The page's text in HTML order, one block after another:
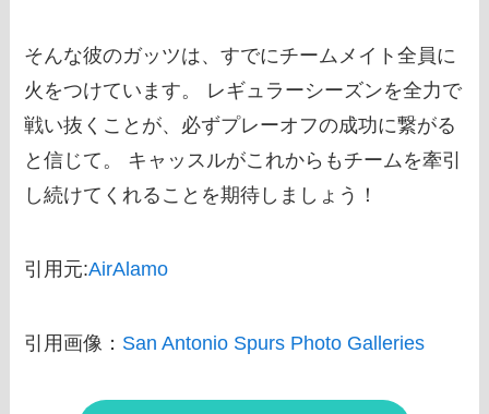
そんな彼のガッツは、すでにチームメイト全員に
火をつけています。 レギュラーシーズンを全力で
戦い抜くことが、必ずプレーオフの成功に繋がる
と信じて。 キャッスルがこれからもチームを牽引
し続けてくれることを期待しましょう！
引用元:AirAlamo
引用画像： San Antonio Spurs Photo Galleries